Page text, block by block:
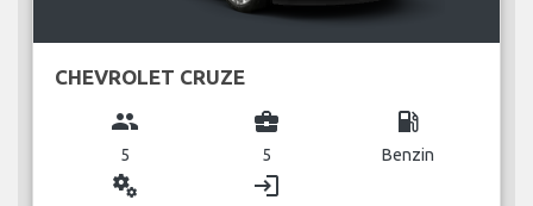
CHEVROLET CRUZE
group
5
business_center
5
local_gas_station
Benzin
miscellaneous_services login